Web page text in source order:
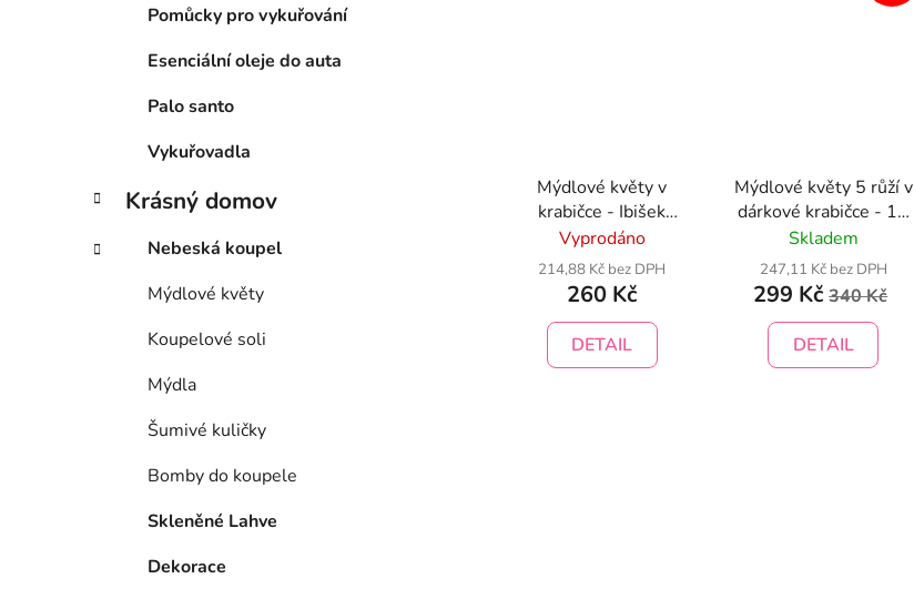
Pomůcky pro vykuřování
Esenciální oleje do auta
Palo santo
Vykuřovadla
Krásný domov
Nebeská koupel
Mýdlové květy
Koupelové soli
Mýdla
Šumivé kuličky
Bomby do koupele
Skleněné Lahve
Dekorace
Mýdlové květy v
krabičce - Ibišek
růžová
Vyprodáno
214,88 Kč bez DPH
260 Kč
DETAIL
Mýdlové květy 5 růží v
dárkové krabičce - 13
barevných variant
Skladem
247,11 Kč bez DPH
299 Kč 340 Kč
DETAIL